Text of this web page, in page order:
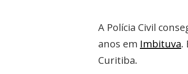
A Polícia Civil
anos em Imbituva.
Curitiba.